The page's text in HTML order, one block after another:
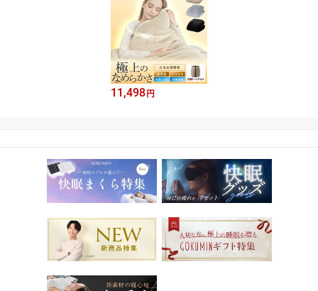
11,498 円